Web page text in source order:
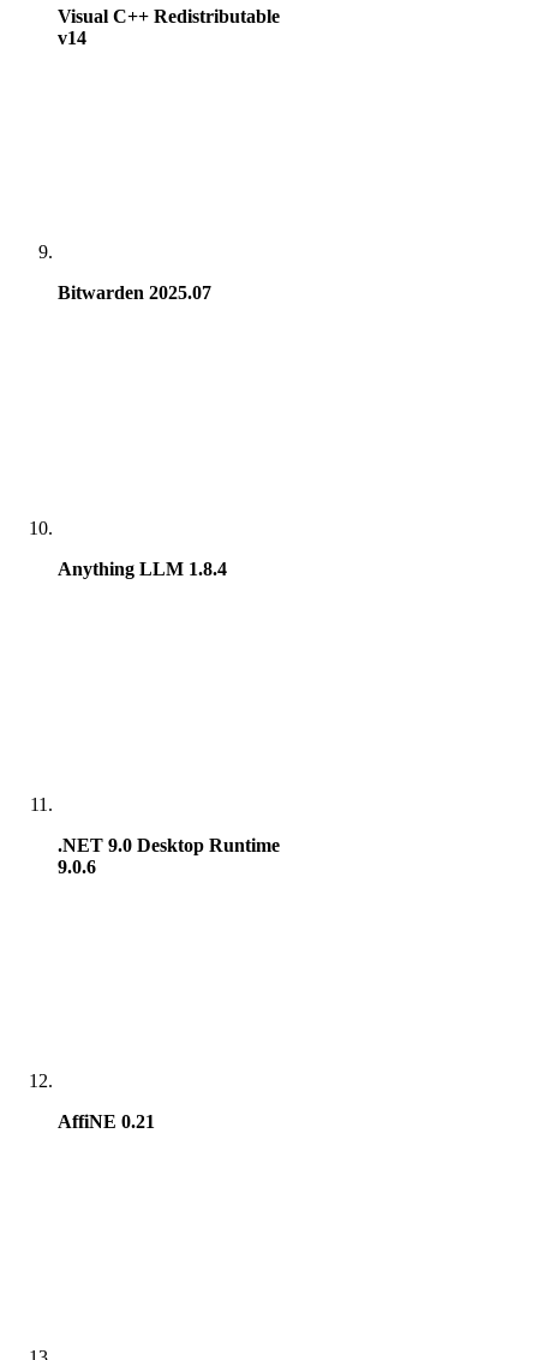
Visual C++ Redistributable
v14
Bitwarden 2025.07
Anything LLM 1.8.4
.NET 9.0 Desktop Runtime
9.0.6
AffiNE 0.21